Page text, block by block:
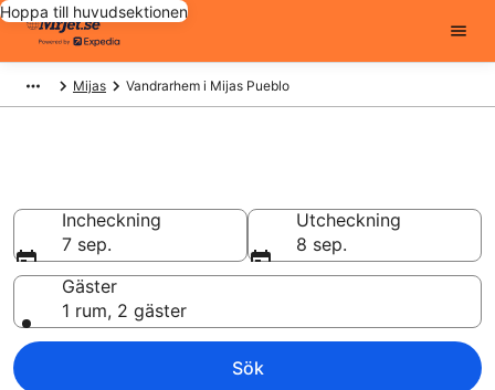
Hoppa till huvudsektionen
Mijas Vandrarhem i Mijas Pueblo
Incheckning
7 sep.
Utcheckning
8 sep.
Gäster
1 rum, 2 gäster
Sök